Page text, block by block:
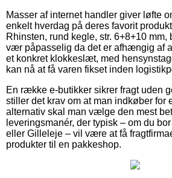
Masser af internet handler giver løfte
enkelt hverdag på deres favorit
Rhinsten, rund kegle, str. 6+8+10 mm,
vær påpasselig da det er afhængig af
et konkret klokkeslæt, med
kan nå at få varen fikset inden
En række e-butikker sikrer fragt uden
stiller det krav om at man indkøber for
alternativ skal man vælge den mest
leveringsmanér, der typisk – om du
eller Gilleleje – vil være at få
produkter til en pakkeshop.